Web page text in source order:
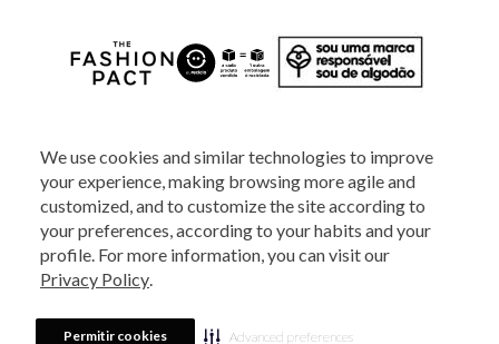
We use cookies and similar technologies to improve
your experience, making browsing more agile and
customized, and to customize the site according to
your preferences, according to your habits and your
profile. For more information, you can visit our
Privacy Policy.
Permitir cookies Advanced preferences
2025 - Veste S.A Estilo. Todos os direitos reservados - A loja Estoque reserva-
se no direito de corrigir ou alterar informações como: preços, promoções e
880 5520.Horário de Atendimento:
Sábados das 8h às 14h, exceto feriados. Veste S.A Estilo. Rua Othão, 405, Vila